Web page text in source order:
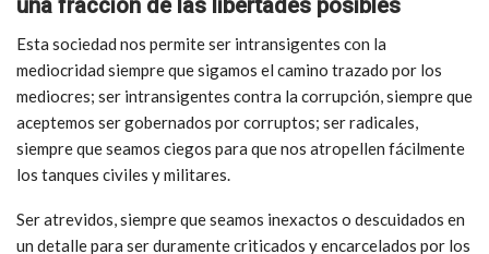
una fracción de las libertades posibles
Esta sociedad nos permite ser intransigentes con la
mediocridad siempre que sigamos el camino trazado por los
mediocres; ser intransigentes contra la corrupción, siempre que
aceptemos ser gobernados por corruptos; ser radicales,
siempre que seamos ciegos para que nos atropellen fácilmente
los tanques civiles y militares.
Ser atrevidos, siempre que seamos inexactos o descuidados en
un detalle para ser duramente criticados y encarcelados por los